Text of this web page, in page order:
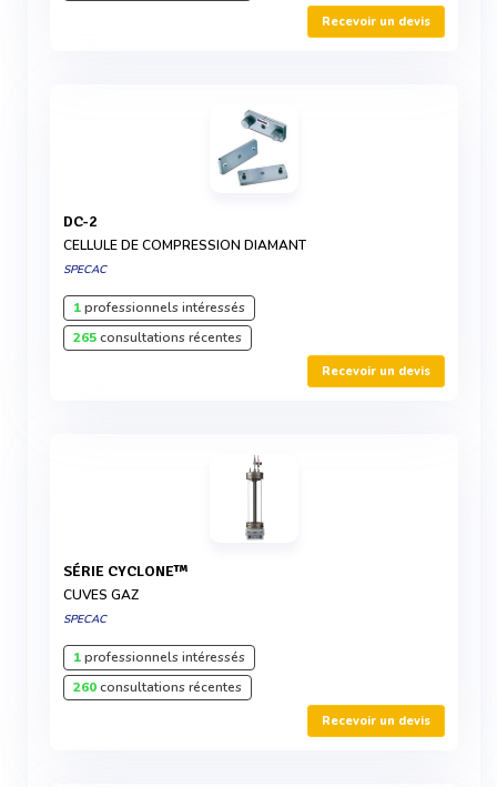
Recevoir un devis
DC-2
CELLULE DE COMPRESSION DIAMANT
SPECAC
1professionnels intéressés
265consultations récentes
Recevoir un devis
SÉRIE CYCLONE™
CUVES GAZ
SPECAC
1professionnels intéressés
260consultations récentes
Recevoir un devis